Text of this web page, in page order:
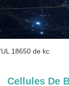
18650 de kc
Cellules De